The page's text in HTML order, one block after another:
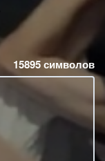
15895символов